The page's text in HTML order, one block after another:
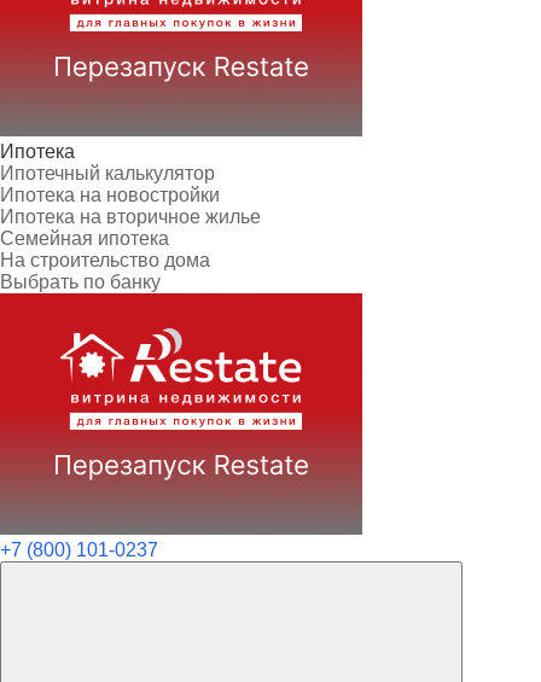
Ипотека
Ипотечный калькулятор
Ипотека на новостройки
Ипотека на вторичное жилье
Семейная ипотека
На строительство дома
Выбрать по банку
+7 (800) 101-0237